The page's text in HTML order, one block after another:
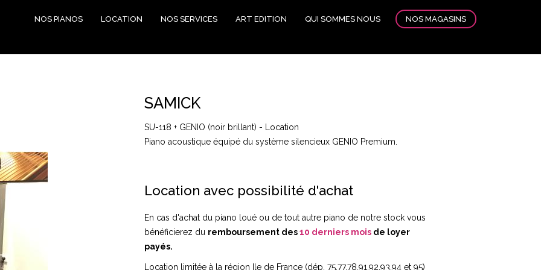
NOS PIANOS LOCATION NOS SERVICES ART EDITION QUI SOMMES NOUS NOS MAGASINS
SAMICK
SU-118 + GENIO (noir brillant) - Location
Piano acoustique équipé du système silencieux GENIO Premium.
Location avec possibilité d'achat
En cas d'achat du piano loué ou de tout autre piano de notre stock vous
bénéficierez du remboursement des10 derniers mois de loyer
payés.
Location limitée à la région Ile de France (dép. 75,77,78,91,92,93,94 et 95)